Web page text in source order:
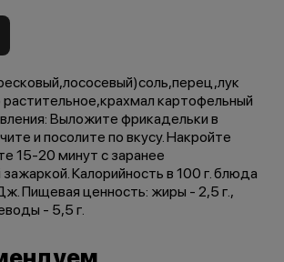
картофельный
Выложите фрикадельки в
и посолите по вкусу. Накройте
15-20 минут с заранее
Калорийность в 100 г. блюда
Пищевая ценность: жиры - 2,5 г.,
- 5,5 г.